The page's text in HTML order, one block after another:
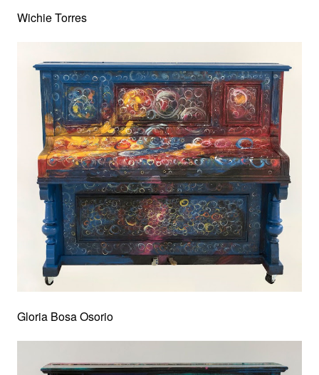
Wichie Torres
Gloria Bosa Osorio